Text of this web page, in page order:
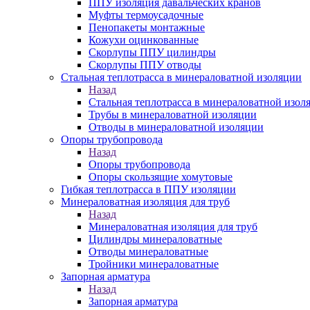
ППУ изоляция давальческих кранов
Муфты термоусадочные
Пенопакеты монтажные
Кожухи оцинкованные
Скорлупы ППУ цилиндры
Скорлупы ППУ отводы
Стальная теплотрасса в минераловатной изоляции
Назад
Стальная теплотрасса в минераловатной
Трубы в минераловатной изоляции
Отводы в минераловатной изоляции
Опоры трубопровода
Назад
Опоры трубопровода
Опоры скользящие хомутовые
Гибкая теплотрасса в ППУ изоляции
Минераловатная изоляция для труб
Назад
Минераловатная изоляция для труб
Цилиндры минераловатные
Отводы минераловатные
Тройники минераловатные
Запорная арматура
Назад
Запорная арматура